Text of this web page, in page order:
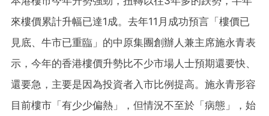
來樓價累計升幅已達1成。去年11月成功預言「樓價已
見底、牛市已重臨」的中原集團創辦人兼主席施永青表
示，今年的香港樓價升勢比不少市場人士預期還要快、
還要急，主要是因為投資者入市比例提高。施永青形容
目前樓市「有少少偏熱」，但情況不至於「病態」，始